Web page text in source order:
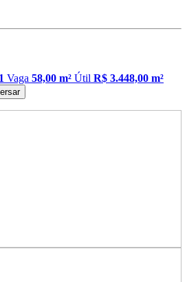
1 Vaga 58,00 m² Útil R$ 3.448,00 m²